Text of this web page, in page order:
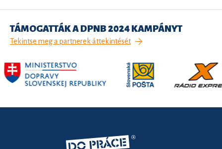
TÁMOGATTÁK A DPNB 2024 KAMPÁNYT
Tekintse meg a partnerek áttekintését